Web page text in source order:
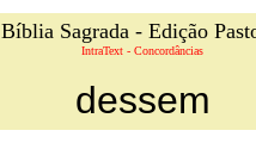
Bíblia Sagrada - Edição
IntraText - Concordâncias
dessem